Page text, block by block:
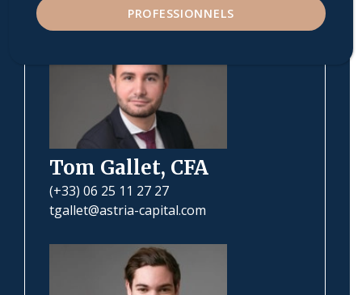
Tom Gallet, CFA
(+33) 06 25 11 27 27
tgallet@astria-capital.com
PROFESSIONNELS